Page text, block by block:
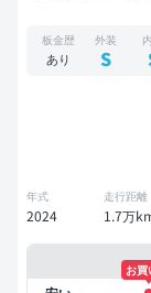
板金歴
あり
外装
S
年式
2024
走行距離
1.7万
お買